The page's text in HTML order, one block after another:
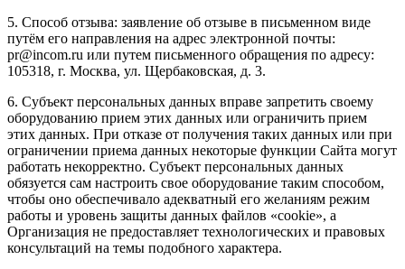
5. Способ отзыва: заявление об отзыве в письменном виде
путём его направления на адрес электронной почты:
pr@incom.ru или путем письменного обращения по адресу:
105318, г. Москва, ул. Щербаковская, д. 3.
6. Субъект персональных данных вправе запретить своему
оборудованию прием этих данных или ограничить прием
этих данных. При отказе от получения таких данных или при
ограничении приема данных некоторые функции Сайта могут
работать некорректно. Субъект персональных данных
обязуется сам настроить свое оборудование таким способом,
чтобы оно обеспечивало адекватный его желаниям режим
работы и уровень защиты данных файлов «cookie», а
Организация не предоставляет технологических и правовых
консультаций на темы подобного характера.